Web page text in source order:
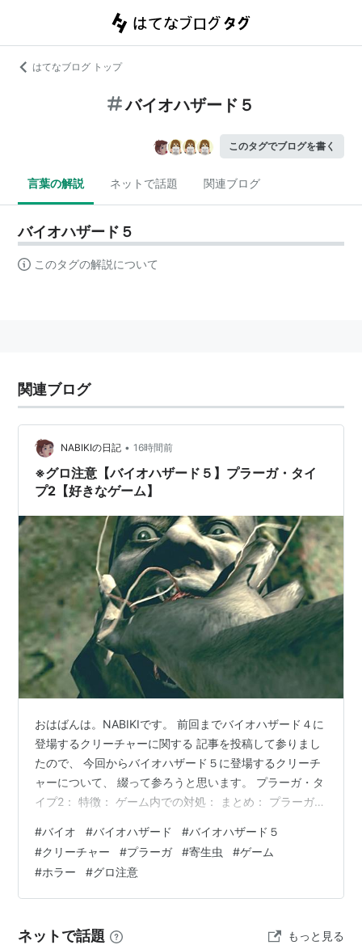
はてなブログ トップ
バイオハザード５
このタグでブログを書く
言葉の解説 ネットで話題 関連ブログ
バイオハザード５
このタグの解説について
関連ブログ
NABIKIの日記 • 16時間前
※グロ注意【バイオハザード５】プラーガ・タイ
プ2【好きなゲーム】
おはばんは。NABIKIです。 前回までバイオハザード４に
登場するクリーチャーに関する 記事を投稿して参りまし
たので、 今回からバイオハザード５に登場するクリーチ
ャーについて、 綴って参ろうと思います。 プラーガ・タ
イプ2： 特徴： ゲーム内での対処： まとめ： プラーガ・
↑ 前作である４に登場した寄生生物「プラーガ」を改良
し、 今作の舞台であるアフリカにて実地試験が行われた
新たなる生物兵器（B.O.W.）。 前作は舞台となるスペイ
ンの寒村にある鉱山にて ミイラ化した「プラーガ」を吸
ケ…
#バイオ #バイオハザード #バイオハザード５
#クリーチャー #プラーガ #寄生虫 #ゲーム
#ホラー #グロ注意
ネットで話題 もっと見る